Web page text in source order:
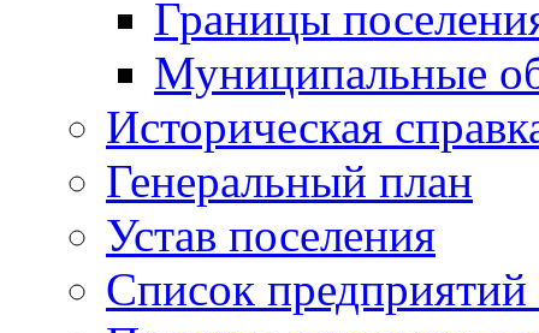
Границы
Муниципальные
Историческая
Генеральный план
Устав поселения
Список предприятий